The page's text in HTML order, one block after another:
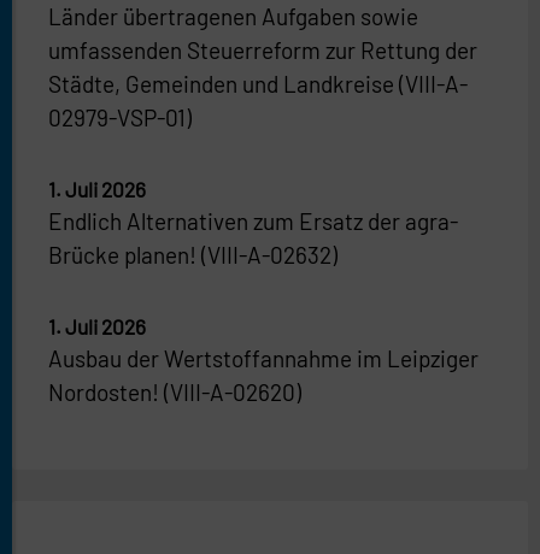
Länder übertragenen Aufgaben sowie
umfassenden Steuerreform zur Rettung der
Städte, Gemeinden und Landkreise (VIII-A-
02979-VSP-01)
Endlich Alternativen zum Ersatz der agra-
Brücke planen! (VIII-A-02632)
1. Juli 2026
Ausbau der Wertstoffannahme im Leipziger
Nordosten! (VIII-A-02620)
1. Juli 2026